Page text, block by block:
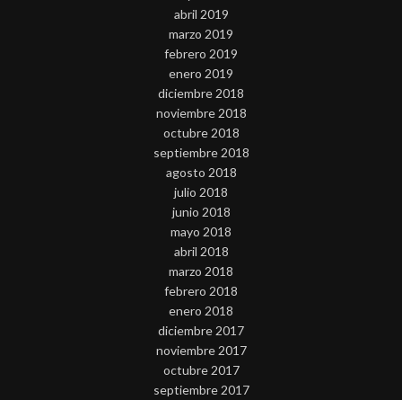
abril 2019
marzo 2019
febrero 2019
enero 2019
diciembre 2018
noviembre 2018
octubre 2018
septiembre 2018
agosto 2018
julio 2018
junio 2018
mayo 2018
abril 2018
marzo 2018
febrero 2018
enero 2018
diciembre 2017
noviembre 2017
octubre 2017
septiembre 2017